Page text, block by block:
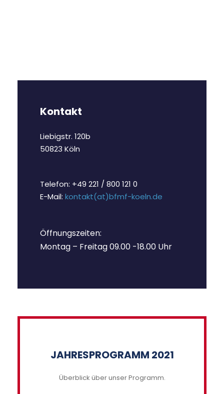
Kontakt
Liebigstr. 120b
50823 Köln
Telefon: +49 221 / 800 121 0
E-Mail: kontakt(at)bfmf-koeln.de
Öffnungszeiten:
Montag – Freitag 09.00 -18.00 Uhr
JAHRESPROGRAMM 2021
Überblick über unser Programm.